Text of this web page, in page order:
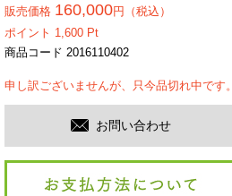
販売価格 160,000円（税込）
ポイント 1,600 Pt
商品コード 2016110402
申し訳ございませんが、只今品切れ中です。
お問い合わせ